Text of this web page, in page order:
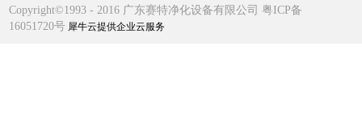
Copyright©1993 - 2016 广东赛特净化设备有限公司 粤ICP备
16051720号 犀牛云提供企业云服务